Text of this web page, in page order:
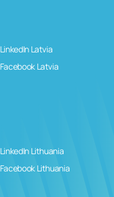
LinkedIn Latvia
Facebook Latvia
LinkedIn Lithuania
Facebook Lithuania